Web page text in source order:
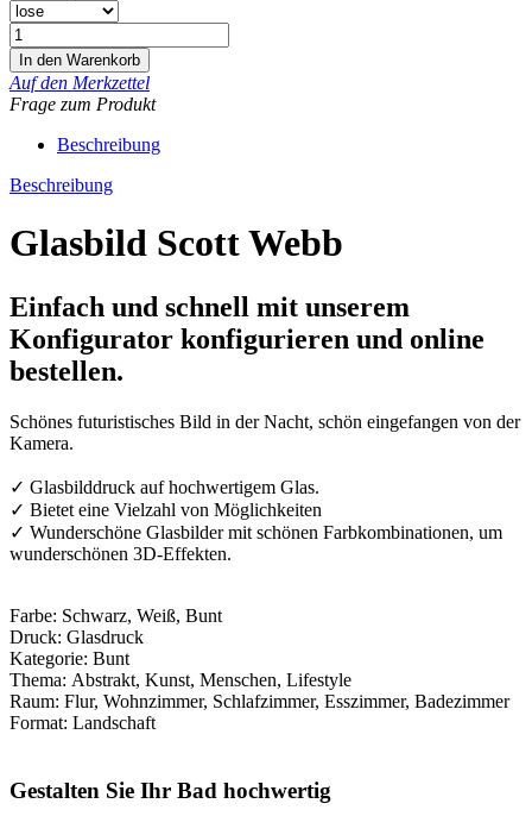
Auf den Merkzettel
Frage zum Produkt
Beschreibung
Beschreibung
Glasbild Scott Webb
Einfach und schnell mit unserem
Konfigurator konfigurieren und online
bestellen.
Schönes futuristisches Bild in der Nacht, schön eingefangen von der
Kamera.
✓ Glasbilddruck auf hochwertigem Glas.
✓ Bietet eine Vielzahl von Möglichkeiten
✓ Wunderschöne Glasbilder mit schönen Farbkombinationen, um
wunderschönen 3D-Effekten.
Farbe: Schwarz, Weiß, Bunt
Druck: Glasdruck
Kategorie: Bunt
Thema: Abstrakt, Kunst, Menschen, Lifestyle
Raum: Flur, Wohnzimmer, Schlafzimmer, Esszimmer, Badezimmer
Format: Landschaft
Gestalten Sie Ihr Bad hochwertig